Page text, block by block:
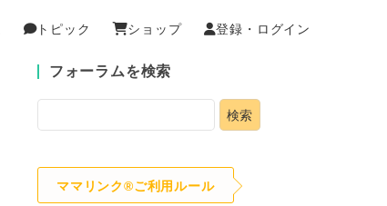
トピック ショップ 登録・ログイン
フォーラムを検索
ママリンク®ご利用ルール